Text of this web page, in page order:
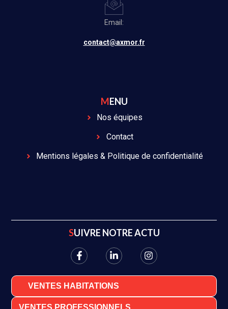
Email:
contact@axmor.fr
MENU
Nos équipes
Contact
Mentions légales & Politique de confidentialité
SUIVRE NOTRE ACTU
VENTES HABITATIONS
VENTES PROFESSIONNELS